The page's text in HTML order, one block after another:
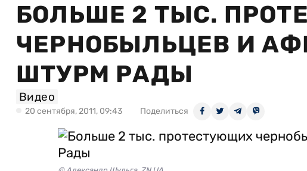
БОЛЬШЕ 2 ТЫС.
ЧЕРНОБЫЛЬЦЕВ И
ШТУРМ РАДЫ
Видео
20 сентября, 2011, 09:43 Поделиться